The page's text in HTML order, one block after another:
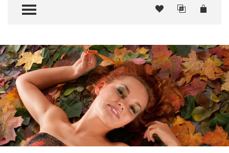
TOGGLE MENU